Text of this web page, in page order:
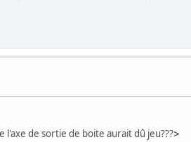
de sortie de boite aurait dû jeu???>